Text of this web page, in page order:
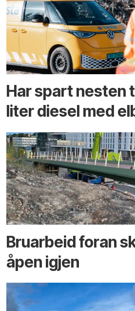
Har spart nesten
liter diesel med
Bruarbeid foran
åpen igjen